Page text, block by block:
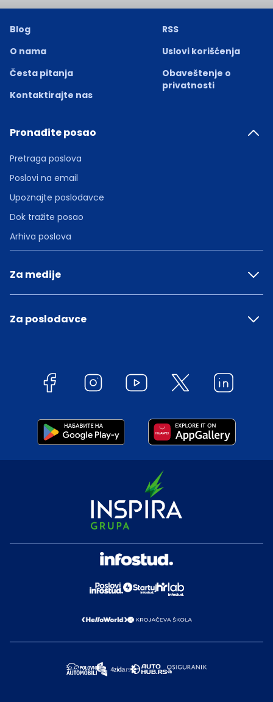
Blog
O nama
Česta pitanja
Kontaktirajte nas
RSS
Uslovi korišćenja
Obaveštenje o
privatnosti
Pronađite posao
Pretraga poslova
Poslovi na email
Upoznajte poslodavce
Dok tražite posao
Arhiva poslova
Za medije
Za poslodavce